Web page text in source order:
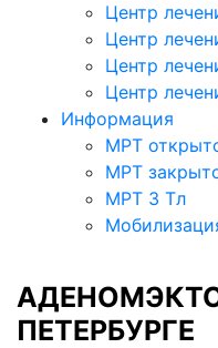
Центр
Центр
Центр
Центр
Информация
МРТ
МРТ
МРТ 3 Тл
ПЕТЕРБУРГЕ